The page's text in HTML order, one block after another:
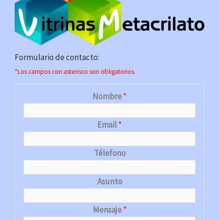
Formulario de contacto:
*Los campos con asterisco son obligatorios.
Nombre*
Email*
Télefono
Asunto
Mensaje*